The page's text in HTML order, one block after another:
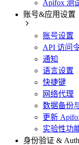
Apifox 测
账号&应用设置
账号设置
API 访问
通知
语言设置
快捷键
网络代理
数据备份
更新
实验性功
身份验证 &